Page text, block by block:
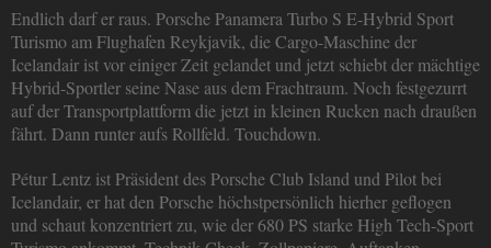
Blog
Magazine
Bücher
Videos
Deutsch Englisch
über Curves
Impressum
Datenschutz
Endlich darf er raus. Porsche Panamera Turbo S E-Hybrid Sport
Turismo am Flughafen Reykjavik, die Cargo-Maschine der
Icelandair ist vor einiger Zeit gelandet und jetzt schiebt der mächtige
Hybrid-Sportler seine Nase aus dem Frachtraum. Noch festgezurrt
auf der Transportplattform die jetzt in kleinen Rucken nach draußen
fährt. Dann runter aufs Rollfeld. Touchdown.
Pétur Lentz ist Präsident des Porsche Club Island und Pilot bei
Icelandair, er hat den Porsche höchstpersönlich hierher geflogen
und schaut konzentriert zu, wie der 680 PS starke High Tech-Sport